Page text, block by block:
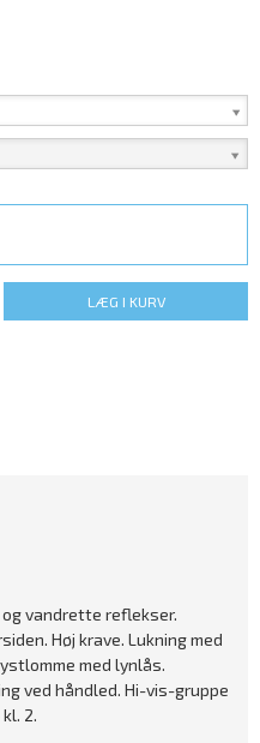
LÆG I KURV
vandrette reflekser.
Høj krave. Lukning med
med lynlås.
ved håndled. Hi-vis-gruppe
2.